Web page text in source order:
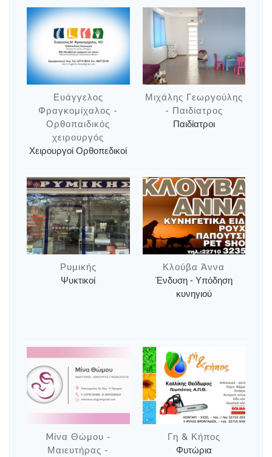
Ευάγγελος
Φραγκομίχαλος -
Ορθοπαιδικός
χειρουργός
Χειρουργοί Ορθοπεδικοί
Μιχάλης Γεωργούλης
- Παιδίατρος
Παιδίατροι
Ρυμικής
Ψυκτικοί
Κλούβα Άννα
Ένδυση - Υπόδηση
κυνηγιού
Mίνα Θώμου -
Μαιευτήρας -
Γη & Κήπος
Φυτώρια